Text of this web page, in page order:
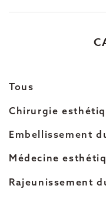
Tous
Chirurgie
Embellissement
Médecine
Rajeunissement